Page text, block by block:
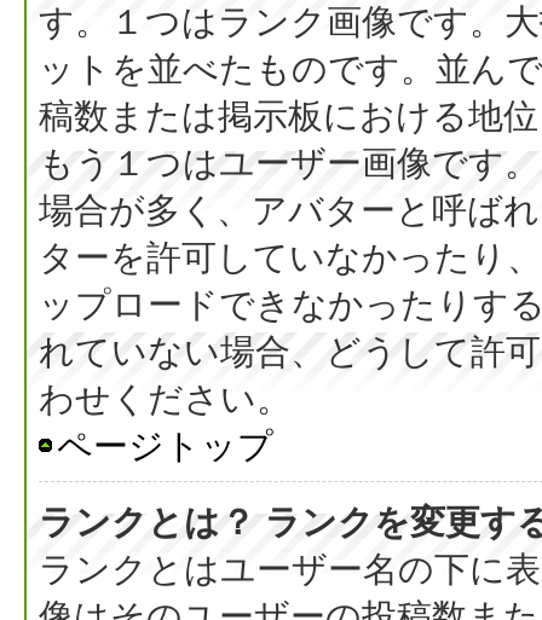
す。１つはランク画像です。
ットを並べたものです。並ん
稿数または掲示板における地
もう１つはユーザー画像です
場合が多く、アバターと呼ば
ターを許可していなかったり
ップロードできなかったりす
れていない場合、どうして許
わせください。
ページトップ
ランクとは？ ランクを変更す
ランクとはユーザー名の下に